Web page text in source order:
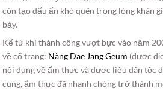
còn tạo dấu ấn khó quên trong lòng khán
bảy.
Kể từ khi thành công vượt bực vào năm
về cổ trang: Nàng Dae Jang Geum (được
nội dung về ẩm thực và dược liệu dân tộc
cung, ẩm thực đã nhanh chóng trở thành